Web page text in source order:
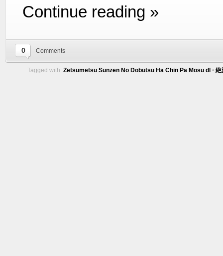
Continue reading »
0 Comments
Tagged with: Zetsumetsu Sunzen No Dobutsu Ha Chin Pa Mosu dl • 絶